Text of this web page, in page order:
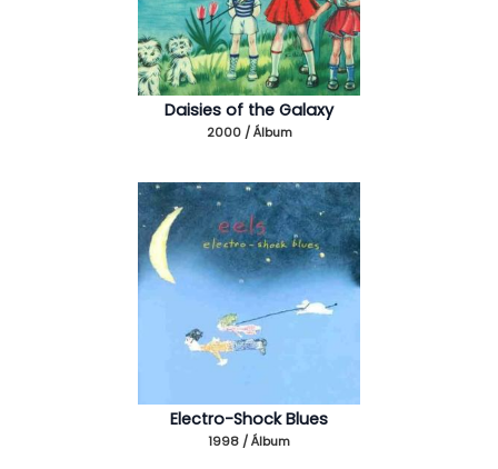
Daisies of the Galaxy
2000 / Álbum
Electro-Shock Blues
1998 / Álbum